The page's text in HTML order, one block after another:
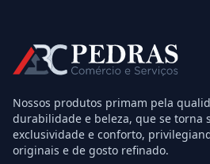
Nossos produtos primam pela
durabilidade e beleza, que se torna
exclusividade e conforto,
originais e de gosto refinado.